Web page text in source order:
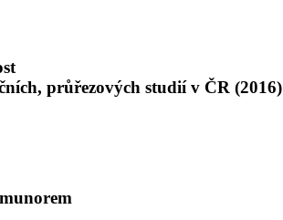
průřezových studií v ČR (2016)